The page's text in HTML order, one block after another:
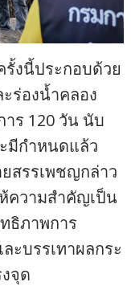
งนี้ประกอบด้วย
ร่องน้ำคลอง
าร 120 วัน นับ
มีกำหนดแล้ว
สรรเพชญกล่าว
ความสำคัญเป็น
ธิภาพการ
ะบรรเทาผลกระ
จุด